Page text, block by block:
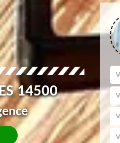
14500